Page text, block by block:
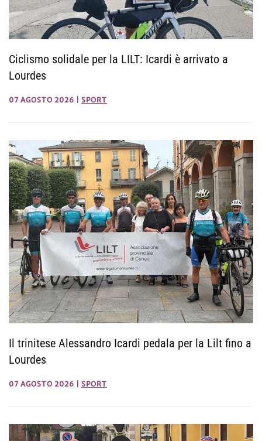
Ciclismo solidale per la LILT: Icardi è arrivato a
Lourdes
07 AGOSTO 2026 SPORT
Il trinitese Alessandro Icardi pedala per la Lilt fino a
Lourdes
07 AGOSTO 2026 SPORT